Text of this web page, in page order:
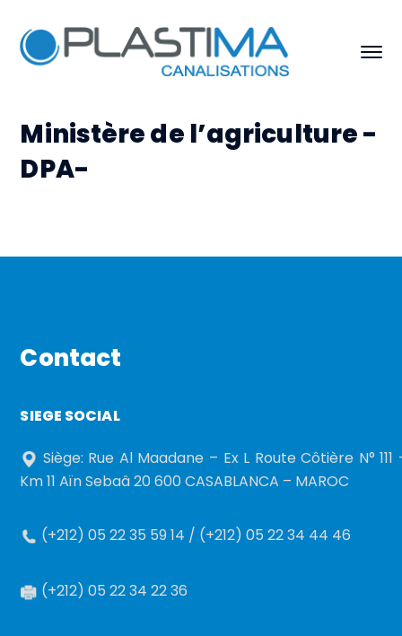
Ministère de l’agriculture -
DPA-
Contact
SIEGE SOCIAL
Siège: Rue Al Maadane – Ex L Route Côtière N° 111
Km 11 Aïn Sebaâ 20 600 CASABLANCA – MAROC
(+212) 05 22 35 59 14 / (+212) 05 22 34 44 46
(+212) 05 22 34 22 36